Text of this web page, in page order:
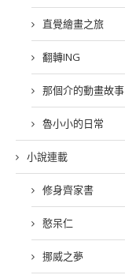
直覺繪畫之旅
翻轉ING
那個介的動畫故事
魯小小的日常
小說連載
修身齊家書
憨呆仁
挪威之夢